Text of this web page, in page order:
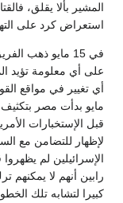
المشير بألا يقلق،
استعراض كرد على
في 15 مايو ذهب
على أي معلومة تؤيد
مايو بدأت مصر
قبل الإستخبارات
لإظهار للتضامن مع
الإسرائيلين لم
رابين أنهم لا يمكنهم